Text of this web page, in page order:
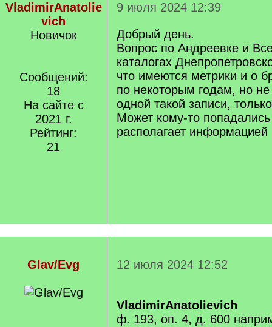
VladimirAnatolie
vich
Новичок
Сообщений:
18
На сайте с
2021 г.
Рейтинг:
21
9 июля 2024 12:39
Добрый день.
Вопрос по Андреевке и
каталогах
что имеются метрики и о
по некоторым годам, но не
одной такой записи,
Может кому-то попадались
располагает информацией
Glav/Evg 12 июля 2024 12:52
VladimirAnatolievich
ф. 193, оп. 4, д. 600